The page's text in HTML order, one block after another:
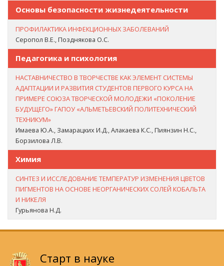
Основы безопасности жизнедеятельности
ПРОФИЛАКТИКА ИНФЕКЦИОННЫХ ЗАБОЛЕВАНИЙ
Серопол В.Е., Позднякова О.С.
Педагогика и психология
НАСТАВНИЧЕСТВО В ТВОРЧЕСТВЕ КАК ЭЛЕМЕНТ СИСТЕМЫ
АДАПТАЦИИ И РАЗВИТИЯ СТУДЕНТОВ ПЕРВОГО КУРСА НА
ПРИМЕРЕ СОЮЗА ТВОРЧЕСКОЙ МОЛОДЕЖИ «ПОКОЛЕНИЕ
БУДУЩЕГО» ГАПОУ «АЛЬМЕТЬЕВСКИЙ ПОЛИТЕХНИЧЕСКИЙ
ТЕХНИКУМ»
Имаева Ю.А., Замарацких И.Д., Алакаева К.С., Пиянзин Н.С.,
Борзилова Л.В.
Химия
СИНТЕЗ И ИССЛЕДОВАНИЕ ТЕМПЕРАТУР ИЗМЕНЕНИЯ ЦВЕТОВ
ПИГМЕНТОВ НА ОСНОВЕ НЕОРГАНИЧЕСКИХ СОЛЕЙ КОБАЛЬТА
И НИКЕЛЯ
Гурьянова Н.Д.
Старт в науке